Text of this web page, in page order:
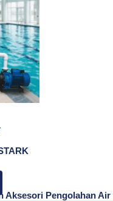
Aksesori Pengolahan Air